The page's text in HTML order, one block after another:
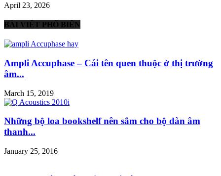
April 23, 2026
BÀI VIẾT PHỔ BIẾN
Ampli Accuphase – Cái tên quen thuộc ở thị trường
âm...
March 15, 2019
Những bộ loa bookshelf nên sắm cho bộ dàn âm
thanh...
January 25, 2016